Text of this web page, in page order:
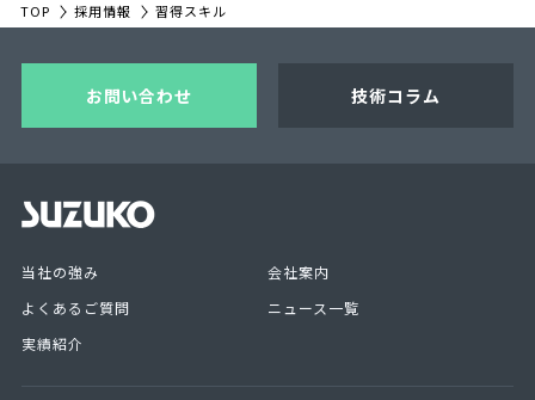
TOP 採用情報 習得スキル
お問い合わせ 技術コラム
当社の強み
会社案内
よくあるご質問
ニュース一覧
実績紹介